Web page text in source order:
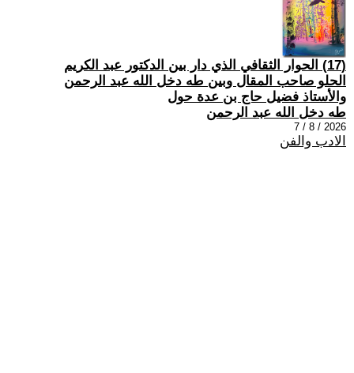
(17) الحوار الثقافي الذي دار بين الدكتور عبد الكريم
الحلو صاحب المقال وبين طه دخل الله عبد الرحمن
والأستاذ فضيل حاج بن عدة حول
طه دخل الله عبد الرحمن
2026 / 8 / 7
الادب والفن